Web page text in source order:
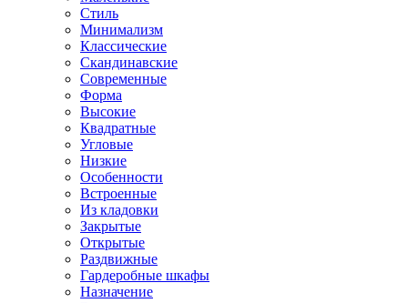
Стиль
Минимализм
Классические
Скандинавские
Современные
Форма
Высокие
Квадратные
Угловые
Низкие
Особенности
Встроенные
Из кладовки
Закрытые
Открытые
Раздвижные
Гардеробные шкафы
Назначение